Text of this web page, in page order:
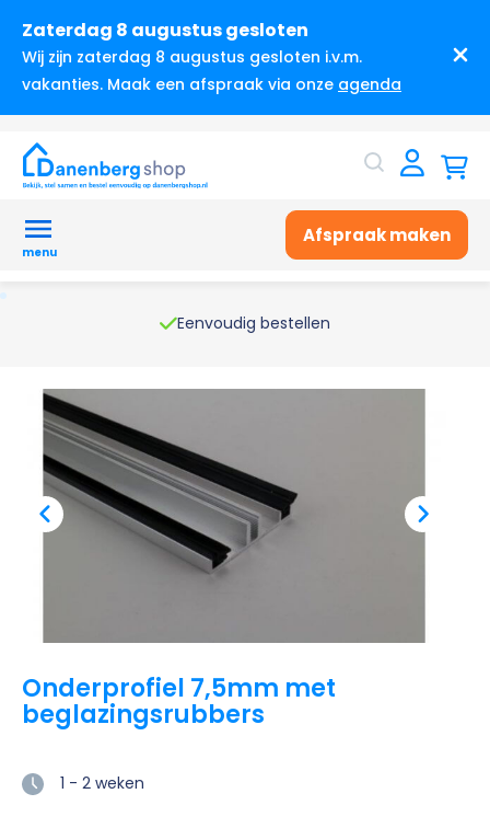
Zaterdag 8 augustus gesloten
Wij zijn zaterdag 8 augustus gesloten i.v.m.
vakanties. Maak een afspraak via onze agenda
menu
Afspraak maken
Eenvoudig bestellen
Onderprofiel 7,5mm met
beglazingsrubbers
1 - 2 weken